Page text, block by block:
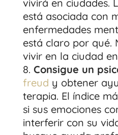
vivirá en ciudades.
está asociada con
enfermedades
está claro por qué.
vivir en la ciudad
Consigue un
freud y obtener
terapia. El índice
si sus emociones
interferir con su